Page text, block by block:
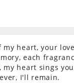
heart, your
each
my heart sings
I'll remain.